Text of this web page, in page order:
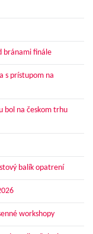
bránami finále
s prístupom na
bol na českom trhu
balík opatrení
workshopy